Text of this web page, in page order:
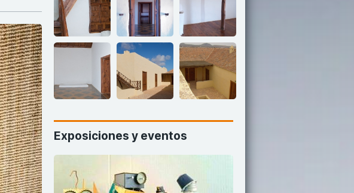
Exposiciones y eventos